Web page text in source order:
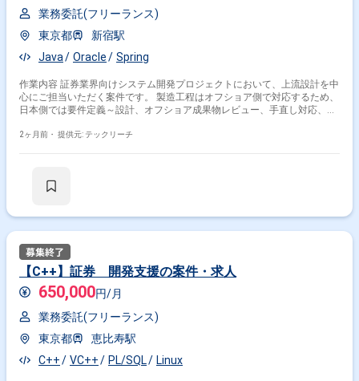
業務委託(フリーランス)
東京都
新宿駅
Java
Oracle Spring
作業内容 証券業界向けシステム開発プロジェクトにおいて、上流設計を中
心にご担当いただく案件です。 製造工程はオフショア側で対応するため、
日本側では要件定義～設計、オフショア成果物レビュー、手直し対応、ミ
持ちの方が優先となりますが、Javaを用いた上流工程経験が豊富な方も対
程】 要件定義～基本設計 受入／レビュー／保守運用対応 ※当案件におきま
須要件】 ・20～30代までの方、活躍中！ ・社会人経験必須 ・外国籍の場
合、JLPT(N1)もしくはJPT700点以上のビジネス上級レベル必須 ・週5日
稼働必須 ・エンジニア実務経験3年以上必須 ＝＝＝＝＝ ★本案件の最新の
状況は、担当者までお問合せ下さい。 ★期間：随時～
2ヶ月前・ 提供元: テックリーチ
【C++】証券 開発支援の案件・求人
650,000円/月
業務委託(フリーランス)
東京都
恵比寿駅
C++
VC++ PL/SQL Linux